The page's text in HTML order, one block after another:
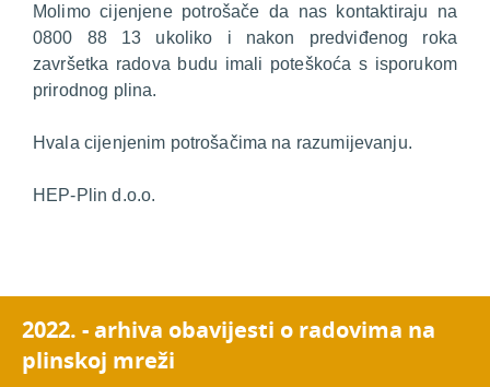
Molimo cijenjene potrošače da nas kontaktiraju na
0800 88 13 ukoliko i nakon predviđenog roka
završetka radova budu imali poteškoća s isporukom
prirodnog plina.
Hvala cijenjenim potrošačima na razumijevanju.
HEP-Plin d.o.o.
2022. - arhiva obavijesti o radovima na
plinskoj mreži